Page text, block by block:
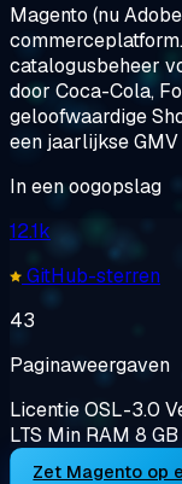
Magento (nu
catalogusbeheer
door Coca-Cola,
geloofwaardige
een jaarlijkse
In een oogopslag
12.1k
GitHub-sterren
43
Paginaweergaven
LicentieOSL-3.0
LTS Min RAM 8 GB
Zet Magento op